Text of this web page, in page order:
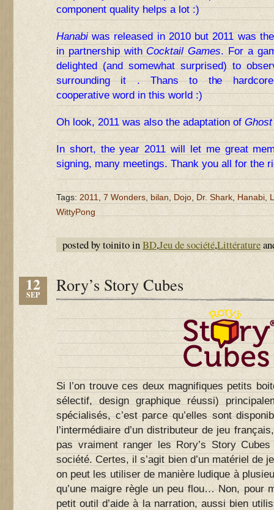
component quality helps a lot :)
Hanabiwas released in 2010 but 2011 was
in partnership with Cocktail Games. For a
delighted (and somewhat surprised) to
surrounding it . Thans to the
cooperative word in this world :)
Oh look, 2011 was also the adaptation of
In short, the year 2011 will let me great
signing, many meetings. Thank you all for the
Tags: 2011 7 Wonders bilan Dojo Dr. Shark Hanabi
WittyPong
posted by toinito inBD,Jeu de société,Littérature
12
SEP Rory’s Story Cubes
Si l’on trouve ces deux magnifiques petits
sélectif, design graphique réussi)
spécialisés, c’est parce qu’elles sont
l’intermédiaire d’un distributeur de jeu
pas vraiment ranger les Rory’s Story
société. Certes, il s’agit bien d’un matériel de
on peut les utiliser de manière ludique à
qu’une maigre règle un peu flou… Non, pour
petit outil d’aide à la narration, aussi bien